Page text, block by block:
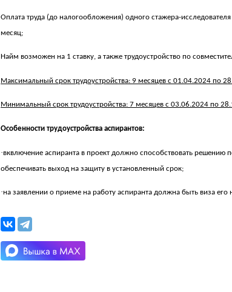
Оплата труда (до налогообложения) одного стажера-
месяц;
Найм возможен на 1 ставку, а также трудоустройство по
Максимальный срок трудоустройства: 9 месяцев с 01.04.2024 по
Минимальный срок трудоустройства: 7 месяцев с 03.06.2024 по
Особенности трудоустройства аспирантов:
·вквлючение аспиранта в проект должно способствовать решению
обеспечивать выход на защиту в установленный срок;
·на заявлении о приеме на работу аспиранта должна быть виза его